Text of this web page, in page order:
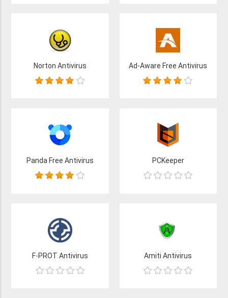
Norton Antivirus Ad-Aware Free Antivirus
Panda Free Antivirus PCKeeper
F-PROT Antivirus Amiti Antivirus